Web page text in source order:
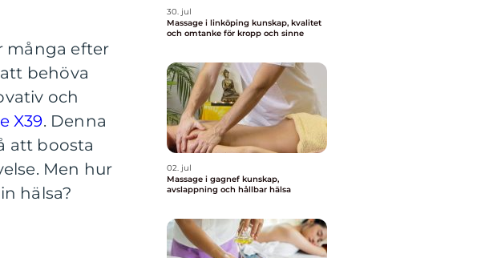
många efter
behöva
och
X39. Denna
att boosta
Men hur
hälsa?
30. jul
Massage i linköping kunskap, kvalitet
och omtanke för kropp och sinne
02. jul
Massage i gagnef kunskap,
avslappning och hållbar hälsa